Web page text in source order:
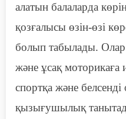
алатын балаларда
қозғалысы өзін-өзі
болып табылады.
және ұсақ моторикаға
спортқа және
қызығушылық